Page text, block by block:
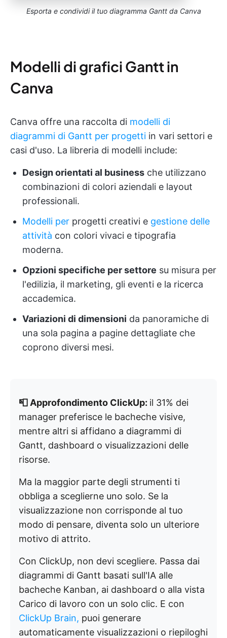
Esporta e condividi il tuo diagramma Gantt da Canva
Modelli di grafici Gantt in
Canva
Canva offre una raccolta di modelli di
diagrammi di Gantt per progetti in vari settori e
casi d'uso. La libreria di modelli include:
Design orientati al business che utilizzano
combinazioni di colori aziendali e layout
professionali.
Modelli per progetti creativi e gestione delle
attività con colori vivaci e tipografia
moderna.
Opzioni specifiche per settore su misura per
l'edilizia, il marketing, gli eventi e la ricerca
accademica.
Variazioni di dimensioni da panoramiche di
una sola pagina a pagine dettagliate che
coprono diversi mesi.
📮 Approfondimento ClickUp: il 31% dei
manager preferisce le bacheche visive,
mentre altri si affidano a diagrammi di
Gantt, dashboard o visualizzazioni delle
risorse.
Ma la maggior parte degli strumenti ti
obbliga a sceglierne uno solo. Se la
visualizzazione non corrisponde al tuo
modo di pensare, diventa solo un ulteriore
motivo di attrito.
Con ClickUp, non devi scegliere. Passa dai
diagrammi di Gantt basati sull'IA alle
bacheche Kanban, ai dashboard o alla vista
Carico di lavoro con un solo clic. E con
ClickUp Brain, puoi generare
automaticamente visualizzazioni o riepiloghi